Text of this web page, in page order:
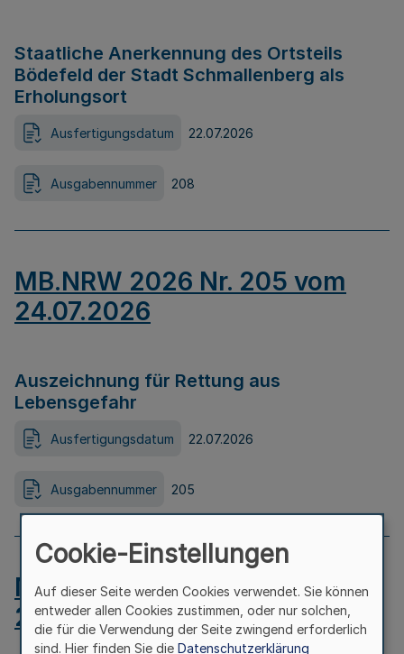
Staatliche Anerkennung des Ortsteils
Bödefeld der Stadt Schmallenberg als
Erholungsort
Ausfertigungsdatum 22.07.2026
Ausgabennummer 208
MB.NRW 2026 Nr. 205 vom
24.07.2026
Auszeichnung für Rettung aus
Lebensgefahr
Ausfertigungsdatum 22.07.2026
Ausgabennummer 205
MB.NRW 2026 Nr. 204 vom
24.07.2026
Cookie-Einstellungen
Auf dieser Seite werden Cookies verwendet. Sie können
entweder allen Cookies zustimmen, oder nur solchen,
die für die Verwendung der Seite zwingend erforderlich
sind. Hier finden Sie die Datenschutzerklärung